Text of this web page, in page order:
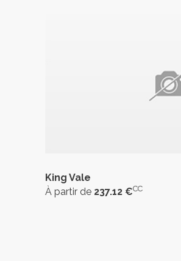
King Vale
À partir de 237.12 €CC